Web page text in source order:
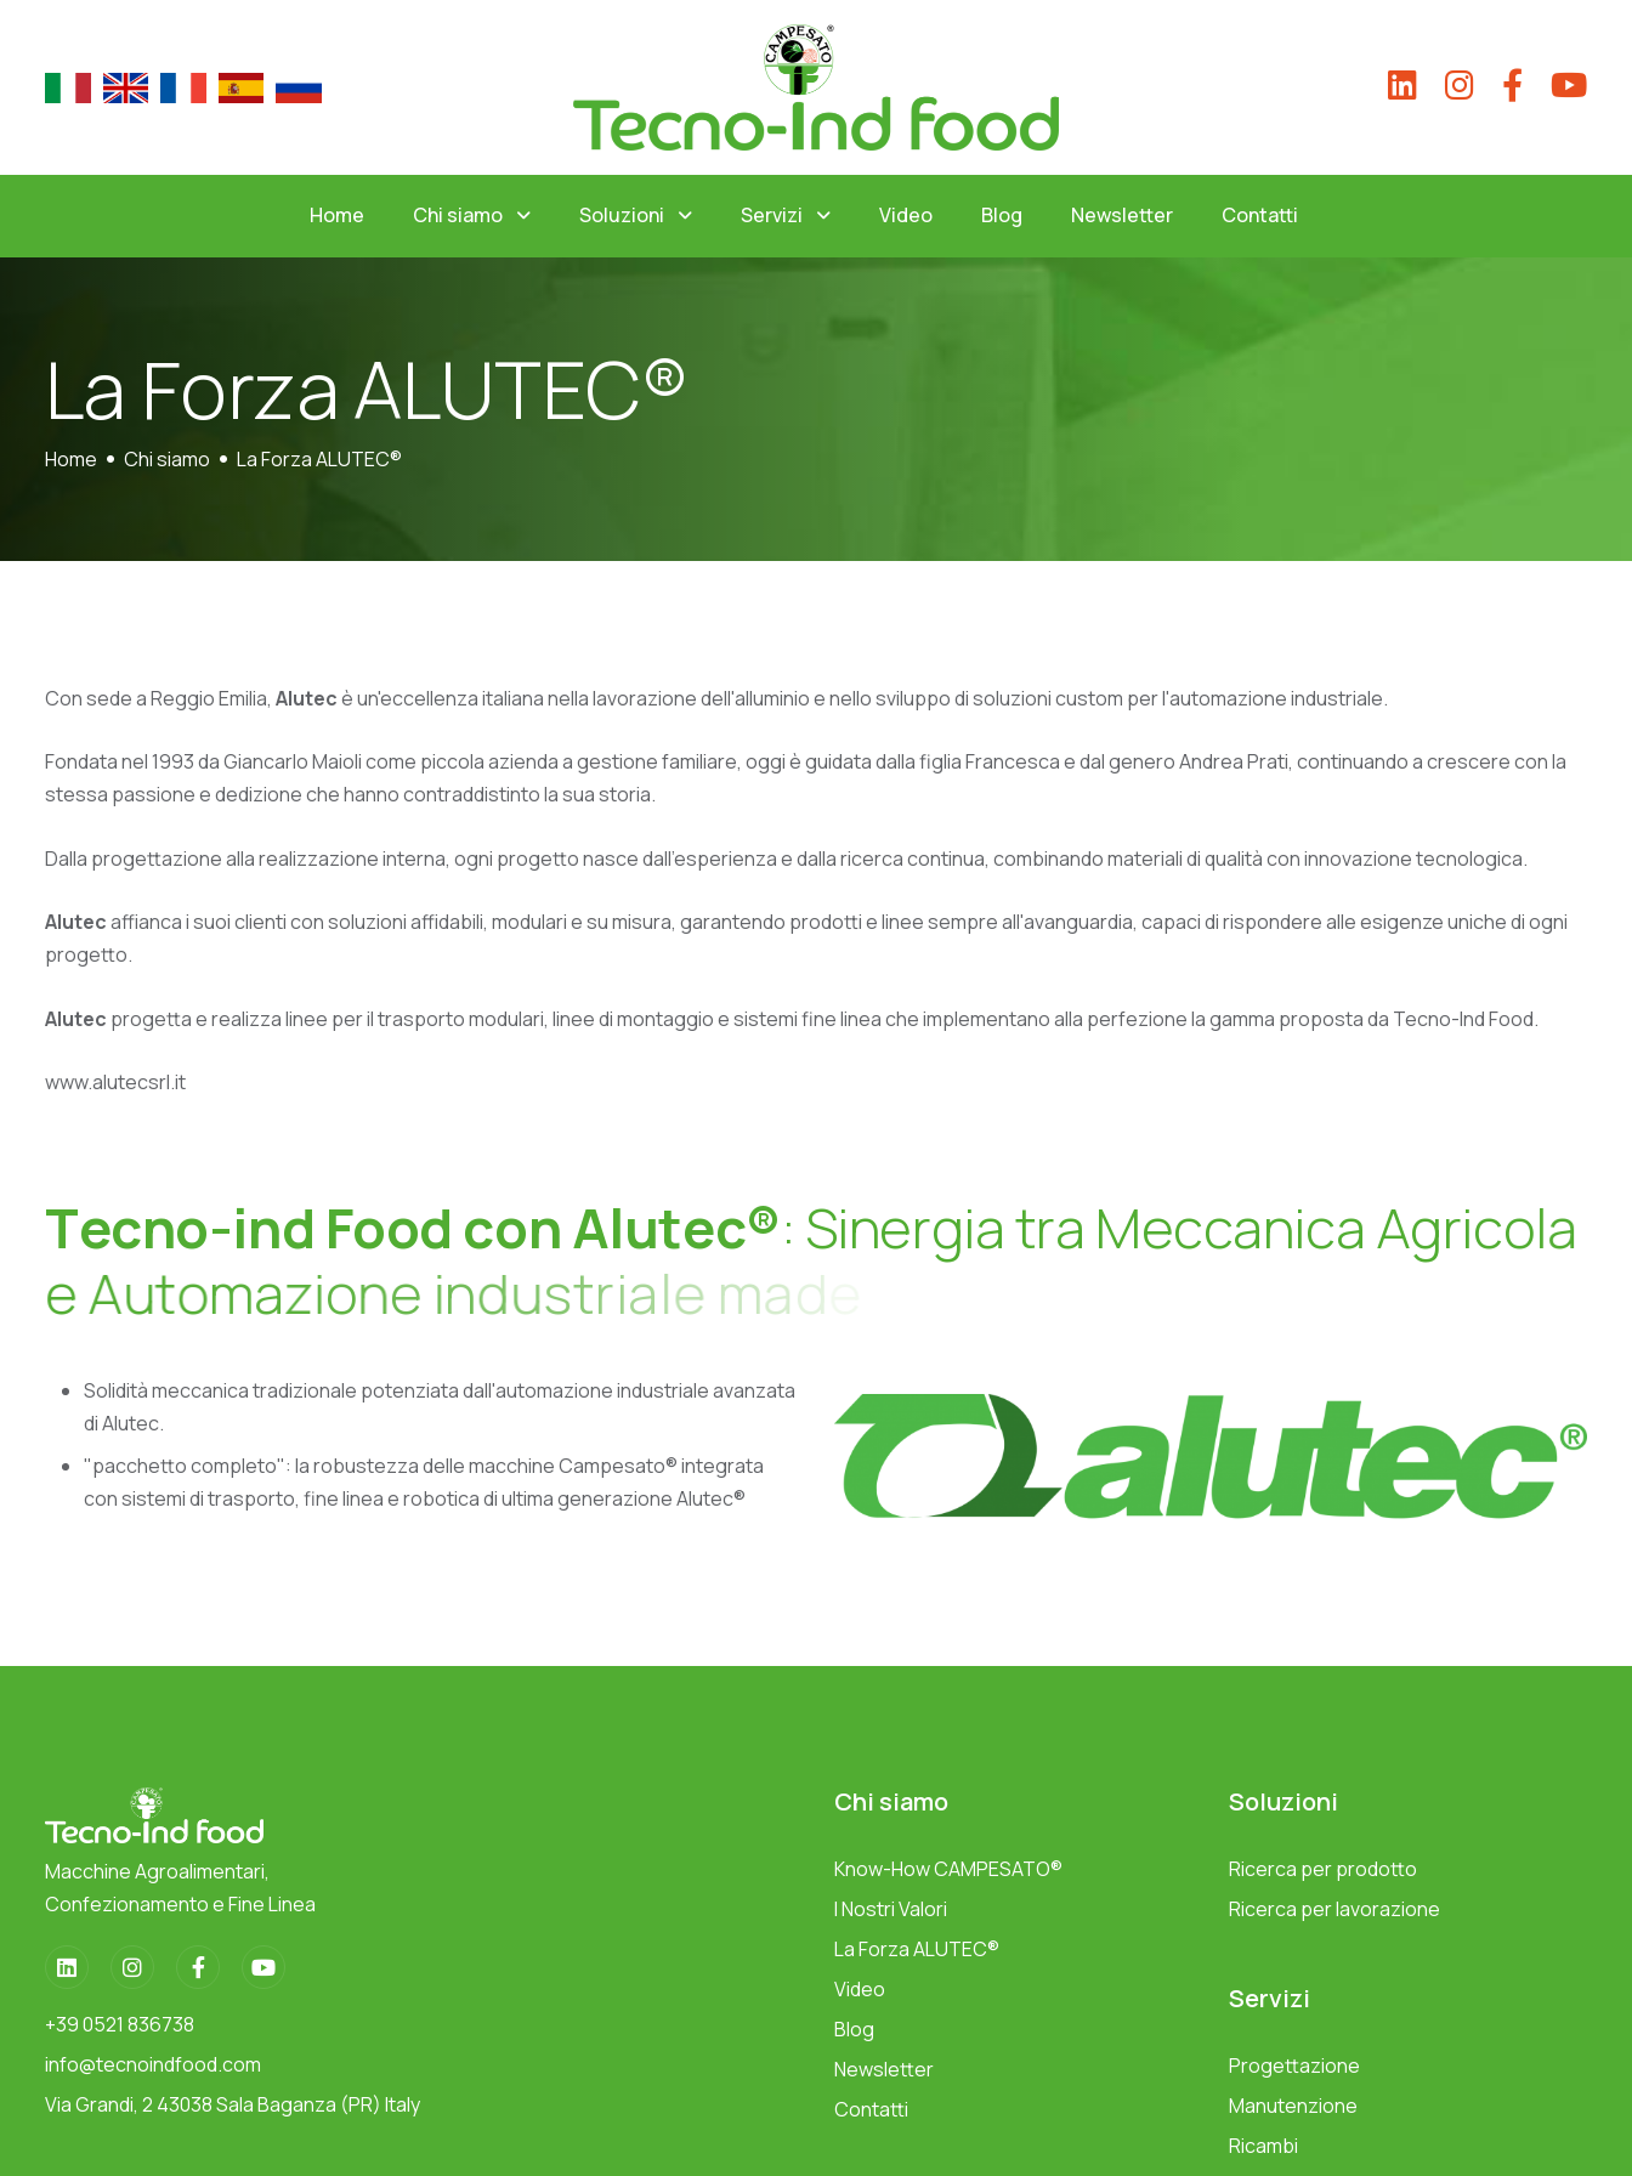
Home Chi siamo Soluzioni Servizi Video Blog Newsletter Contatti
La ForzaALUTEC®
Home Chi siamo La Forza ALUTEC®
Con sede a Reggio Emilia, Alutecè un'eccellenza italiana nella lavorazione dell'alluminio e nello sviluppo di soluzioni custom per l'automazione industriale.
Fondata nel 1993 da Giancarlo Maioli come piccola azienda a gestione familiare, oggi è guidata dalla figlia Francesca e dal genero Andrea Prati, continuando a crescere con la
stessa passione e dedizione che hanno contraddistinto la sua storia.
Dalla progettazione alla realizzazione interna, ogni progetto nasce dall'esperienza e dalla ricerca continua, combinando materiali di qualità con innovazione tecnologica.
Alutecaffianca i suoi clienti con soluzioni affidabili, modulari e su misura, garantendo prodotti e linee sempre all'avanguardia, capaci di rispondere alle esigenze uniche di ogni
progetto.
Alutec progetta e realizza linee per il trasporto modulari, linee di montaggio e sistemi fine linea che implementano alla perfezione la gamma proposta da Tecno-Ind Food.
www.alutecsrl.it
Tecno-ind Food conAlutec®: Sinergiatra MeccanicaAgricola
eAutomazione industrialemade
Solidità meccanica tradizionale potenziata dall'automazione industriale avanzata
di Alutec.
"pacchetto completo": la robustezza delle macchine Campesato® integrata
con sistemi di trasporto, fine linea e robotica di ultima generazione Alutec®
Macchine Agroalimentari,
Confezionamento e Fine Linea
+39 0521 836738
info@tecnoindfood.com
Via Grandi, 2 43038 Sala Baganza (PR) Italy
Chi siamo
Know-How CAMPESATO®
I Nostri Valori
La Forza ALUTEC®
Video
Blog
Newsletter
Contatti
Soluzioni
Ricerca per prodotto
Ricerca per lavorazione
Servizi
Progettazione
Manutenzione
Ricambi